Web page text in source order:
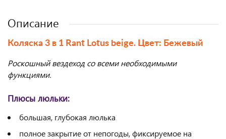
Описание
Коляска 3 в 1 Rant Lotus beige. Цвет: Бежевый
Роскошный вездеход со всеми необходимыми
функциями.
Плюсы люльки:
большая, глубокая люлька
полное закрытие от непогоды, фиксируемое на